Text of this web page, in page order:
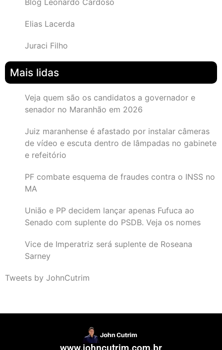
Elias Lacerda
Juraci Filho
Mais lidas
Veja quem são os candidatos a governador e
senador no Maranhão em 2026
Juiz maranhense é afastado por instalar câmeras
de vídeo e escuta dentro de lâmpadas no gabinete
e refeitório
PF combate esquema de fraudes contra o INSS no
MA
União e PP decidem lançar apenas Fufuca ao
Senado com suplente do PSDB. Veja os nomes
Vice de Imperatriz será suplente de Roseana
Sarney
Tweets by JohnCutrim